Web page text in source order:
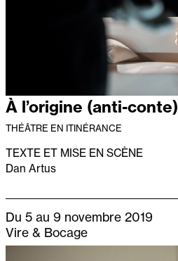
À l’origine (anti-conte)
THÉÂTRE EN ITINÉRANCE
TEXTE ET MISE EN SCÈNE
Dan Artus
Du 5 au 9 novembre 2019
Vire & Bocage